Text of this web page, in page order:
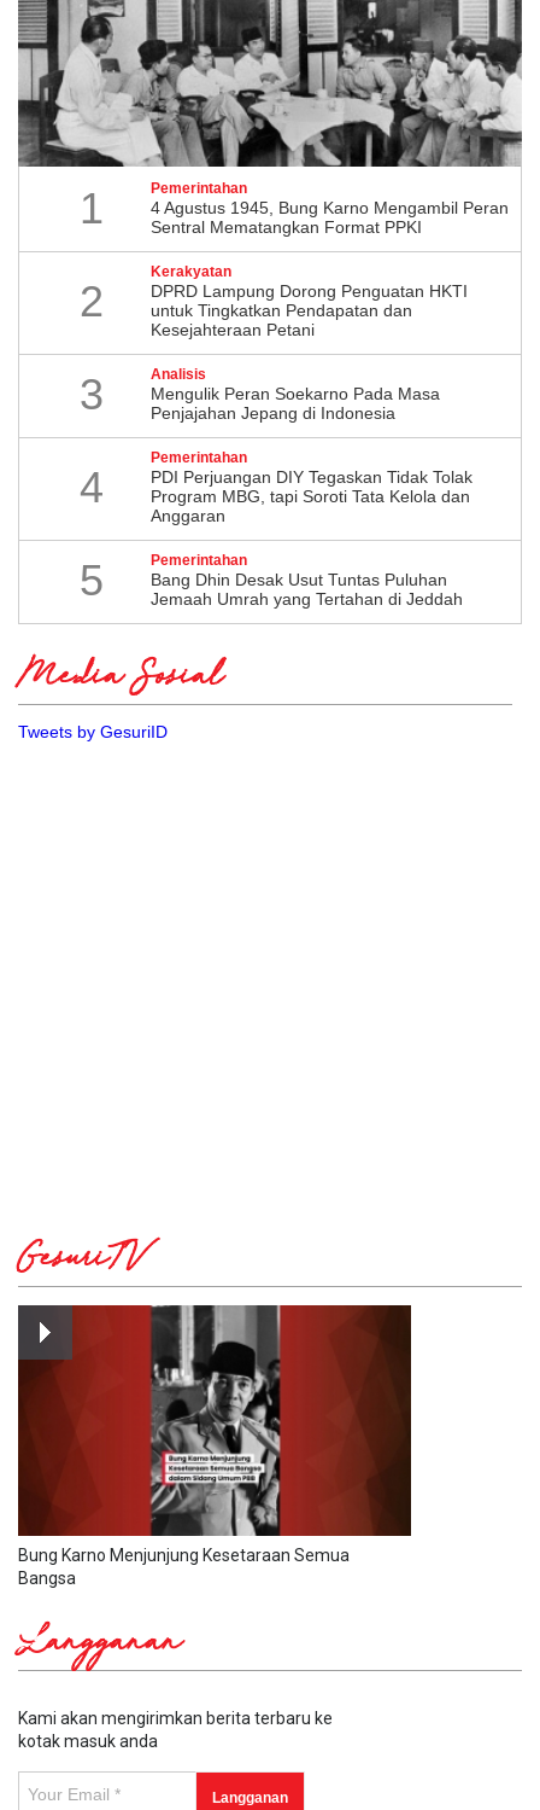
1 Pemerintahan
4 Agustus 1945, Bung Karno Mengambil Peran
Sentral Mematangkan Format PPKI
2
Kerakyatan
DPRD Lampung Dorong Penguatan HKTI
untuk Tingkatkan Pendapatan dan
Kesejahteraan Petani
3 Analisis
Mengulik Peran Soekarno Pada Masa
Penjajahan Jepang di Indonesia
4
Pemerintahan
PDI Perjuangan DIY Tegaskan Tidak Tolak
Program MBG, tapi Soroti Tata Kelola dan
Anggaran
5 Pemerintahan
Bang Dhin Desak Usut Tuntas Puluhan
Jemaah Umrah yang Tertahan di Jeddah
Media Sosial
Tweets by GesuriID
GesuriTV
Bung Karno Menjunjung Kesetaraan Semua
Bangsa
Langganan
Kami akan mengirimkan berita terbaru ke
kotak masuk anda